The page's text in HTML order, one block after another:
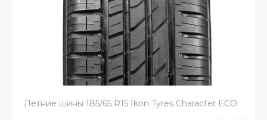
Летние шины 185/65 R15 Ikon Tyres Character ECO